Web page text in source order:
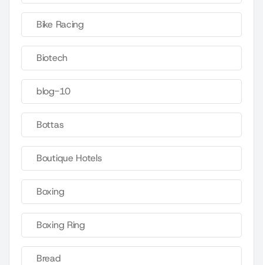
Bike Racing
Biotech
blog-10
Bottas
Boutique Hotels
Boxing
Boxing Ring
Bread